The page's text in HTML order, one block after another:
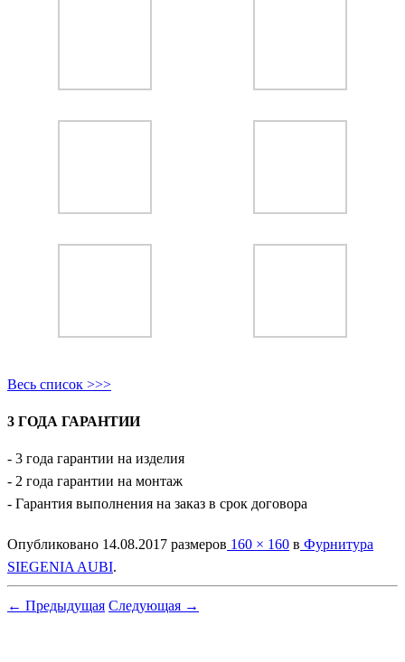
Весь список >>>
3 ГОДА ГАРАНТИИ
- 3 года гарантии на изделия
- 2 года гарантии на монтаж
- Гарантия выполнения на заказ в срок договора
Опубликовано 14.08.2017 размеров 160 × 160 в Фурнитура
SIEGENIA AUBI.
← Предыдущая Следующая →